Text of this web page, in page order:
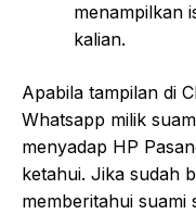
menampilkan
kalian.
Apabila tampilan di
Whatsapp milik
menyadap HP
ketahui. Jika sudah
memberitahui suami